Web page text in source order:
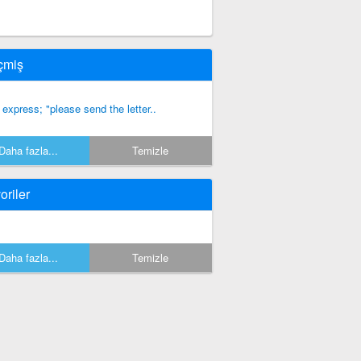
"please send the letter..
Daha fazla... Temizle
Daha fazla... Temizle